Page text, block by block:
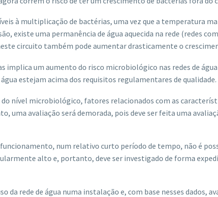
à multiplicação de bactérias, uma vez que a temperatura
existe uma permanência de água aquecida na rede (redes
circuito também pode aumentar drasticamente o
implica um aumento do risco microbiológico nas redes de
estejam acima dos requisitos regulamentares de qualidade.
nível microbiológico, fatores relacionados com as
uma avaliação será demorada, pois deve ser feita uma
num relativo curto período de tempo, não é
alto e, portanto, deve ser investigado de forma
da rede de água numa instalação e, com base nesses dados,